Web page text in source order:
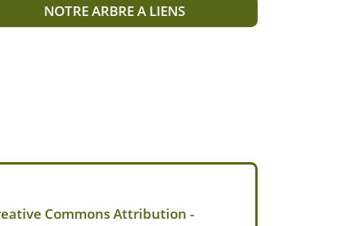
NOTRE ARBRE A LIENS
Commons Attribution -